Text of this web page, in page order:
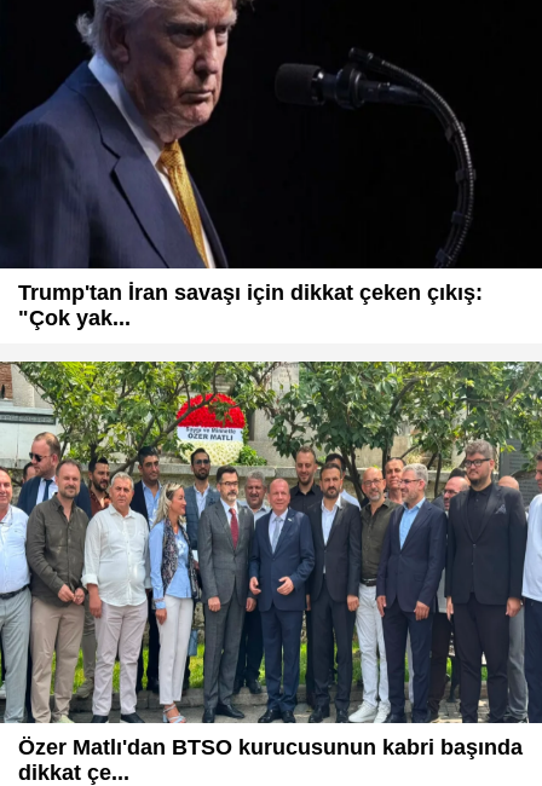
Trump'tan İran savaşı için dikkat çeken çıkış:
"Çok yak...
Özer Matlı'dan BTSO kurucusunun kabri başında
dikkat çe...